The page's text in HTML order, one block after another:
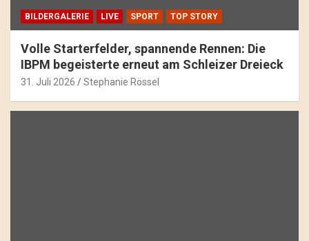
BILDERGALERIE LIVE SPORT TOP STORY
Volle Starterfelder, spannende Rennen: Die
IBPM begeisterte erneut am Schleizer Dreieck
31. Juli 2026 Stephanie Rössel